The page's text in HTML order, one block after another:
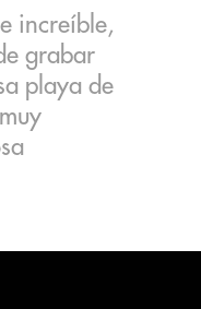
increíble,
grabar
playa de